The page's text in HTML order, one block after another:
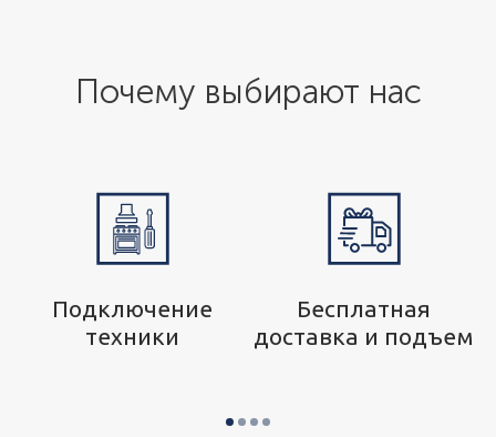
Почему выбирают нас
Подключение
техники
Бесплатная
доставка и подъем